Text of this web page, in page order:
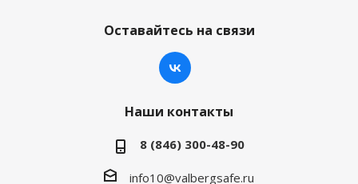
Оставайтесь на связи
Наши контакты
8 (846) 300-48-90
info10@valbergsafe.ru